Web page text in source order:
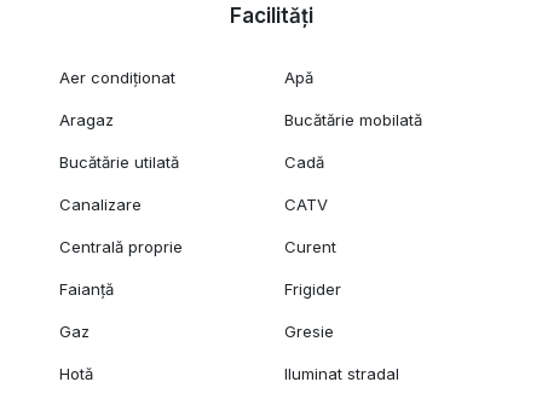
Facilități
Aer condiționat Apă
Aragaz Bucătărie mobilată
Bucătărie utilată Cadă
Canalizare CATV
Centrală proprie Curent
Faianță Frigider
Gaz Gresie
Hotă Iluminat stradal